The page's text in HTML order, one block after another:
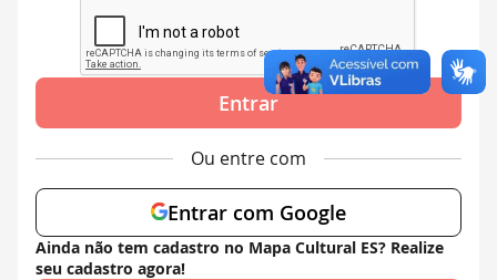
Entrar
Ou entre com
Entrar com Google
Ainda não tem cadastro no Mapa Cultural ES? Realize
seu cadastro agora!